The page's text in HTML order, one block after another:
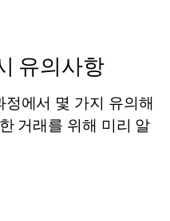
유의사항
에서 몇 가지 유의해
거래를 위해 미리 알